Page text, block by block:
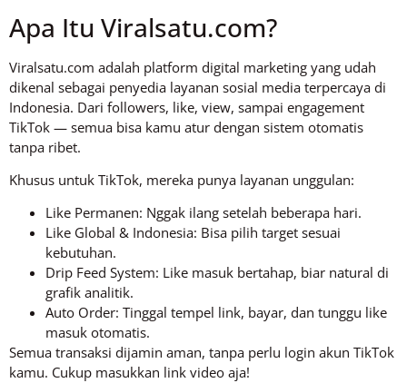
Apa Itu Viralsatu.com?
Viralsatu.com adalah platform digital marketing yang udah
dikenal sebagai penyedia layanan sosial media terpercaya di
Indonesia. Dari followers, like, view, sampai engagement
TikTok — semua bisa kamu atur dengan sistem otomatis
tanpa ribet.
Khusus untuk TikTok, mereka punya layanan unggulan:
Like Permanen: Nggak ilang setelah beberapa hari.
Like Global & Indonesia: Bisa pilih target sesuai
kebutuhan.
Drip Feed System: Like masuk bertahap, biar natural di
grafik analitik.
Auto Order: Tinggal tempel link, bayar, dan tunggu like
masuk otomatis.
Semua transaksi dijamin aman, tanpa perlu login akun TikTok
kamu. Cukup masukkan link video aja!